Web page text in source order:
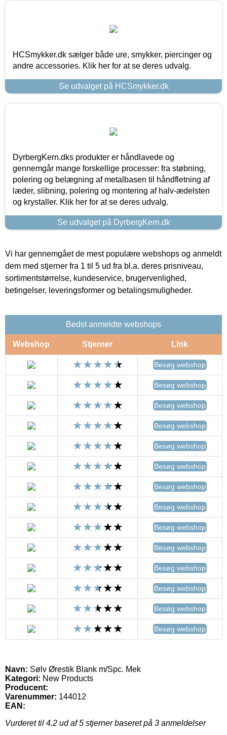
HCSmykker.dk sælger både ure, smykker, piercinger og
andre accessories. Klik her for at se deres udvalg.
Se udvalget på HCSmykker.dk
DyrbergKern.dks produkter er håndlavede og
gennemgår mange forskellige processer: fra støbning,
polering og belægning af metalbasen til håndfletning af
læder, slibning, polering og montering af halv-ædelsten
og krystaller. Klik her for at se deres udvalg.
Se udvalget på DyrbergKern.dk
Vi har gennemgået de mest populære webshops og anmeldt
dem med stjerner fra 1 til 5 ud fra bl.a. deres prisniveau,
sortimentstørrelse, kundeservice, brugervenlighed,
betingelser, leveringsformer og betalingsmuligheder.
Bedst anmeldte webshops
Webshop Stjerner Link
Besøg webshop
Besøg webshop
Besøg webshop
Besøg webshop
Besøg webshop
Besøg webshop
Besøg webshop
Besøg webshop
Besøg webshop
Besøg webshop
Besøg webshop
Besøg webshop
Besøg webshop
Besøg webshop
Navn: Sølv Ørestik Blank m/Spc. Mek
Kategori: New Products
Producent:
Varenummer: 144012
EAN:
Vurderet til 4.2 ud af 5 stjerner baseret på 3 anmeldelser